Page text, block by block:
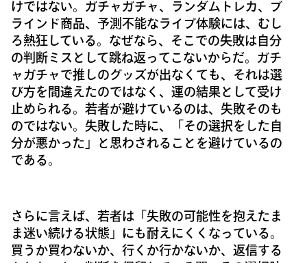
けではない。ガチャガチャ、ランダムトレカ、ブ
ラインド商品、予測不能なライブ体験には、むし
ろ熱狂している。なぜなら、そこでの失敗は自分
の判断ミスとして跳ね返ってこないからだ。ガチ
ャガチャで推しのグッズが出なくても、それは選
び方を間違えたのではなく、運の結果として受け
止められる。若者が避けているのは、失敗そのも
のではない。失敗した時に、「その選択をした自
分が悪かった」と思わされることを避けているの
である。
さらに言えば、若者は「失敗の可能性を抱えたま
ま迷い続ける状態」にも耐えにくくなっている。
買うか買わないか、行くか行かないか、返信する